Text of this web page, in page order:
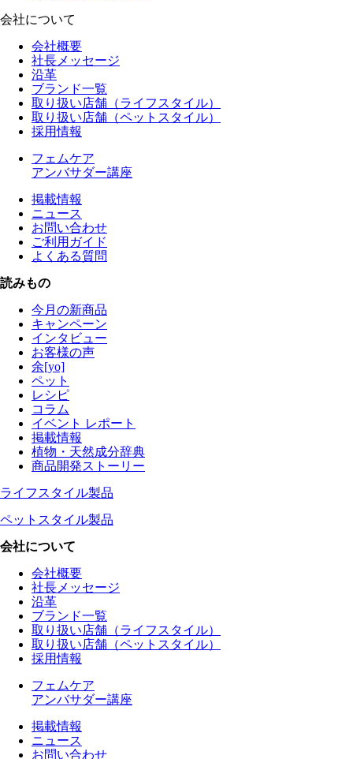
会社について
会社概要
社長メッセージ
沿革
ブランド一覧
取り扱い店舗（ライフスタイル）
取り扱い店舗（ペットスタイル）
採用情報
フェムケア
アンバサダー講座
掲載情報
ニュース
お問い合わせ
ご利用ガイド
よくある質問
読みもの
今月の新商品
キャンペーン
インタビュー
お客様の声
余[yo]
ペット
レシピ
コラム
イベント レポート
掲載情報
植物・天然成分辞典
商品開発ストーリー
ライフスタイル製品
ペットスタイル製品
会社について
会社概要
社長メッセージ
沿革
ブランド一覧
取り扱い店舗（ライフスタイル）
取り扱い店舗（ペットスタイル）
採用情報
フェムケア
アンバサダー講座
掲載情報
ニュース
お問い合わせ